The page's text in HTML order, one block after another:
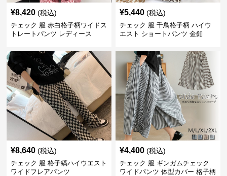
¥8,420 (税込)
チェック 服 赤白格子柄ワイドス
トレートパンツ レディース
¥5,440 (税込)
チェック 服 千鳥格子柄 ハイウ
エスト ショートパンツ 金釦
¥8,640 (税込)
チェック 服 格子縞ハイウエスト
ワイドフレアパンツ
¥4,400 (税込)
チェック 服 ギンガムチェック
ワイドパンツ 体型カバー 格子柄